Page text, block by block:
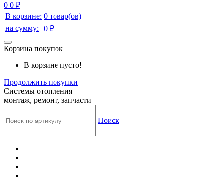
0 0 ₽
В корзине: 0 товар(ов)
на сумму:
0 ₽
Корзина покупок
В корзине пусто!
Продолжить покупки
Системы отопления
монтаж, ремонт, запчасти
Поиск